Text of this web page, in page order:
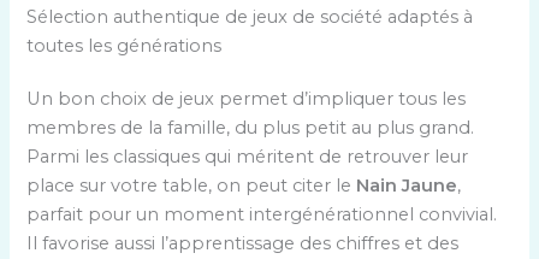
Sélection authentique de jeux de société adaptés à
toutes les générations
Un bon choix de jeux permet d’impliquer tous les
membres de la famille, du plus petit au plus grand.
Parmi les classiques qui méritent de retrouver leur
place sur votre table, on peut citer le Nain Jaune,
parfait pour un moment intergénérationnel convivial.
Il favorise aussi l’apprentissage des chiffres et des